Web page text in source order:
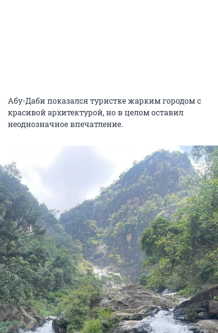
Абу-Даби показался туристке жарким городом с
красивой архитектурой, но в целом оставил
неоднозначное впечатление.